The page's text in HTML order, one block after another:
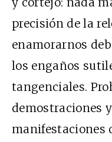
precisión de la
enamorarnos
los engaños
tangenciales.
demostraciones
manifestaciones